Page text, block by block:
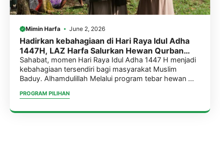
Mimin Harfa June 2, 2026
Hadirkan kebahagiaan di Hari Raya Idul Adha
1447H, LAZ Harfa Salurkan Hewan Qurban
untuk Muslim Baduy
Sahabat, momen Hari Raya Idul Adha 1447 H menjadi
kebahagiaan tersendiri bagi masyarakat Muslim
Baduy. Alhamdulillah Melalui program tebar hewan ...
PROGRAM PILIHAN